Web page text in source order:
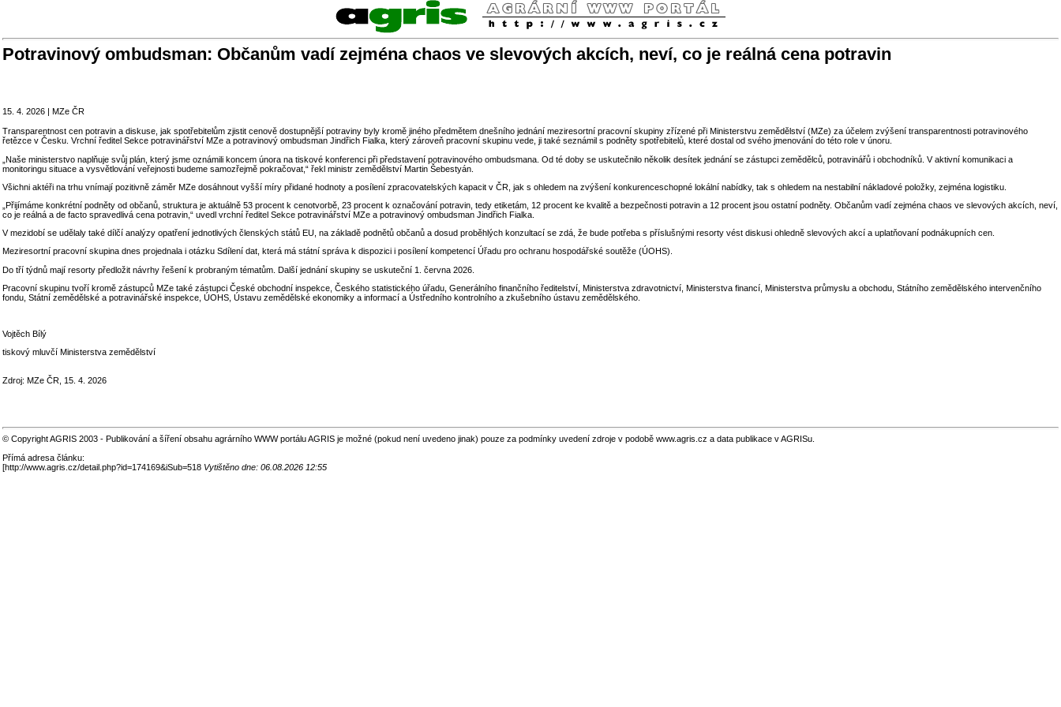
Potravinový ombudsman: Občanům vadí zejména chaos ve slevových akcích, neví, co je reálná cena potravin
15. 4. 2026 | MZe ČR
Transparentnost cen potravin a diskuse, jak spotřebitelům zjistit cenově dostupnější potraviny byly kromě jiného předmětem dnešního jednání meziresortní pracovní skupiny zřízené při Ministerstvu zemědělství (MZe) za účelem zvýšení transparentnosti potravinového
řetězce v Česku. Vrchní ředitel Sekce potravinářství MZe a potravinový ombudsman Jindřich Fialka, který zároveň pracovní skupinu vede, ji také seznámil s podněty spotřebitelů, které dostal od svého jmenování do této role v únoru.
„Naše ministerstvo naplňuje svůj plán, který jsme oznámili koncem února na tiskové konferenci při představení potravinového ombudsmana. Od té doby se uskutečnilo několik desítek jednání se zástupci zemědělců, potravinářů i obchodníků. V aktivní komunikaci a
monitoringu situace a vysvětlování veřejnosti budeme samozřejmě pokračovat,“ řekl ministr zemědělství Martin Šebestyán.
Všichni aktéři na trhu vnímají pozitivně záměr MZe dosáhnout vyšší míry přidané hodnoty a posílení zpracovatelských kapacit v ČR, jak s ohledem na zvýšení konkurenceschopné lokální nabídky, tak s ohledem na nestabilní nákladové položky, zejména logistiku.
„Přijímáme konkrétní podněty od občanů, struktura je aktuálně 53 procent k cenotvorbě, 23 procent k označování potravin, tedy etiketám, 12 procent ke kvalitě a bezpečnosti potravin a 12 procent jsou ostatní podněty. Občanům vadí zejména chaos ve slevových akcích, neví,
co je reálná a de facto spravedlivá cena potravin,“ uvedl vrchní ředitel Sekce potravinářství MZe a potravinový ombudsman Jindřich Fialka.
V mezidobí se udělaly také dílčí analýzy opatření jednotlivých členských států EU, na základě podnětů občanů a dosud proběhlých konzultací se zdá, že bude potřeba s příslušnými resorty vést diskusi ohledně slevových akcí a uplatňovaní podnákupních cen.
Meziresortní pracovní skupina dnes projednala i otázku Sdílení dat, která má státní správa k dispozici i posílení kompetencí Úřadu pro ochranu hospodářské soutěže (ÚOHS).
Do tří týdnů mají resorty předložit návrhy řešení k probraným tématům. Další jednání skupiny se uskuteční 1. června 2026.
Pracovní skupinu tvoří kromě zástupců MZe také zástupci České obchodní inspekce, Českého statistického úřadu, Generálního finančního ředitelství, Ministerstva zdravotnictví, Ministerstva financí, Ministerstva průmyslu a obchodu, Státního zemědělského intervenčního
fondu, Státní zemědělské a potravinářské inspekce, ÚOHS, Ústavu zemědělské ekonomiky a informací a Ústředního kontrolního a zkušebního ústavu zemědělského.
Vojtěch Bílý
tiskový mluvčí Ministerstva zemědělství
Zdroj: MZe ČR, 15. 4. 2026
© Copyright AGRIS 2003 - Publikování a šíření obsahu agrárního WWW portálu AGRIS je možné (pokud není uvedeno jinak) pouze za podmínky uvedení zdroje v podobě www.agris.cz a data publikace v AGRISu.
Přímá adresa článku:
[http://www.agris.cz/detail.php?id=174169&iSub=518 Vytištěno dne: 06.08.2026 12:55